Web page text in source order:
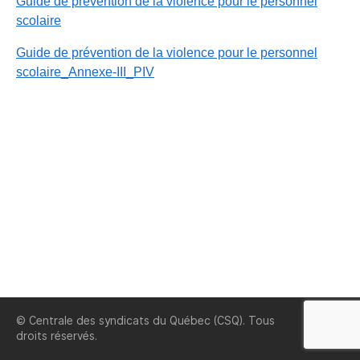
scolaire
Guide de prévention de la violence pour le personnel
scolaire_Annexe-III_PIV
© Centrale des syndicats du Québec (CSQ). Tous
droits réservés.